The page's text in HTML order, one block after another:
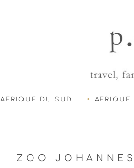
AFRIQUE DU SUD AFRIQUE
ZOO